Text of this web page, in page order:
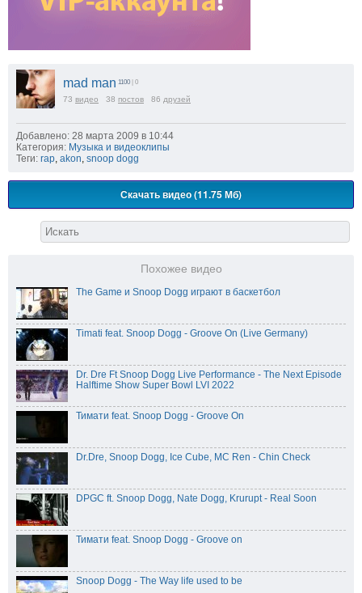
mad man 1100 | 0
73 видео 38 постов 86 друзей
Добавлено: 28 марта 2009 в 10:44
Категория: Музыка и видеоклипы
Теги: rap, akon, snoop dogg
Скачать видео (11.75 Мб)
Похожее видео
The Game и Snoop Dogg играют в баскетбол
Timati feat. Snoop Dogg - Groove On (Live Germany)
Dr. Dre Ft Snoop Dogg Live Performance - The Next Episode
Halftime Show Super Bowl LVI 2022
Тимати feat. Snoop Dogg - Groove On
Dr.Dre, Snoop Dogg, Ice Cube, MC Ren - Chin Check
DPGC ft. Snoop Dogg, Nate Dogg, Krurupt - Real Soon
Тимати feat. Snoop Dogg - Groove on
Snoop Dogg - The Way life used to be